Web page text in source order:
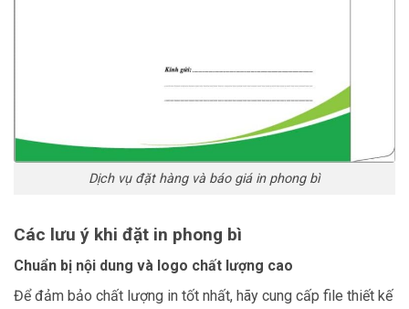
Dịch vụ đặt hàng và báo giá in phong bì
Các lưu ý khi đặt in phong bì
Chuẩn bị nội dung và logo chất lượng cao
Để đảm bảo chất lượng in tốt nhất, hãy cung cấp file thiết kế